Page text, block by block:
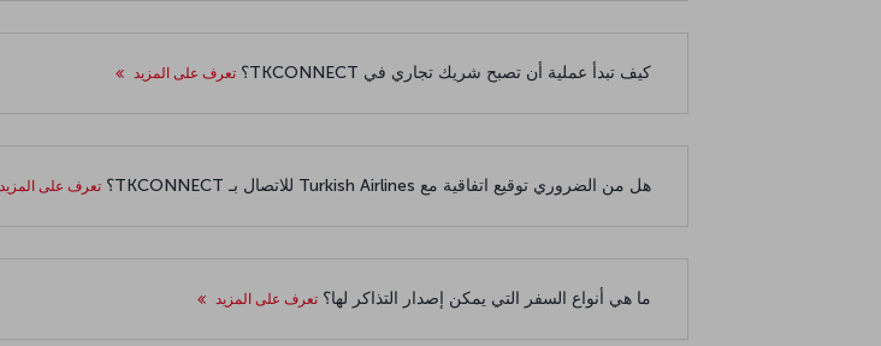
كيف تبدأ عملية أن تصبح شريك تجاري في TKCONNECT؟ تعرف على المزيد
هل من الضروري توقيع اتفاقية مع Turkish Airlines للاتصال بـ TKCONNECT؟ تعرف على المزيد
ما هي أنواع السفر التي يمكن إصدار التذاكر لها؟ تعرف على المزيد